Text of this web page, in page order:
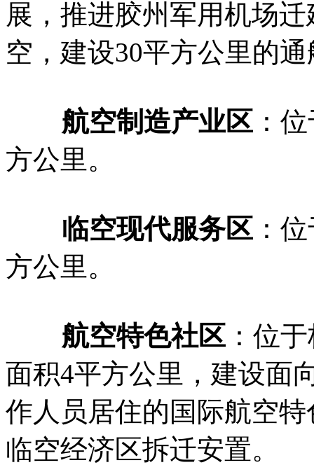
展，推进胶州军用机场
空，建设30平方公里的
航空制造产业区 ：
方公里。
临空现代服务区 ：
方公里。
航空特色社区 ：位
面积4平方公里，建设面
作人员居住的国际航空
临空经济区拆迁安置。